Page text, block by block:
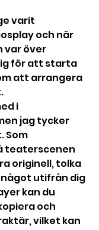
varit
och när
var över
för att starta
att arrangera
i
jag tycker
Som
teaterscenen
originell, tolka
utifrån dig
kan du
och
vilket kan